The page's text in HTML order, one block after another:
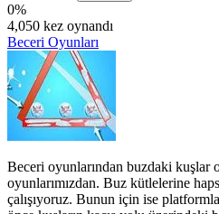
0%
4,050 kez oynandı
Beceri Oyunları
Beceri oyunlarından buzdaki kuşlar
oyunlarımızdan. Buz kütlelerine
çalışıyoruz. Bunun için ise